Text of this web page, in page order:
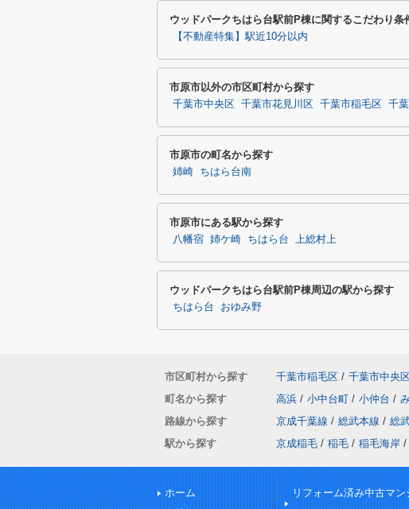
ウッドパークちはら台駅前P棟に関するこだわり条
【不動産特集】駅近10分以内
市原市以外の市区町村から探す
千葉市中央区 千葉市花見川区 千葉市稲毛区 千
市原市の町名から探す
姉崎 ちはら台南
市原市にある駅から探す
八幡宿 姉ケ崎 ちはら台 上総村上
ウッドパークちはら台駅前P棟周辺の駅から探す
ちはら台 おゆみ野
市区町村から探す 千葉市稲毛区 / 千葉市中央
町名から探す
高浜 / 小中台町 / 小仲台 /
路線から探す
京成千葉線 / 総武本線 / 総
駅から探す
京成稲毛 / 稲毛 / 稲毛海岸 /
ホーム
リフォーム済み中古マン